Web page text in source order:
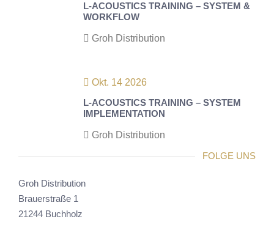
L-ACOUSTICS TRAINING – SYSTEM &
WORKFLOW
Groh Distribution
Okt. 14 2026
L-ACOUSTICS TRAINING – SYSTEM
IMPLEMENTATION
Groh Distribution
FOLGE UNS
Groh Distribution
Brauerstraße 1
21244 Buchholz